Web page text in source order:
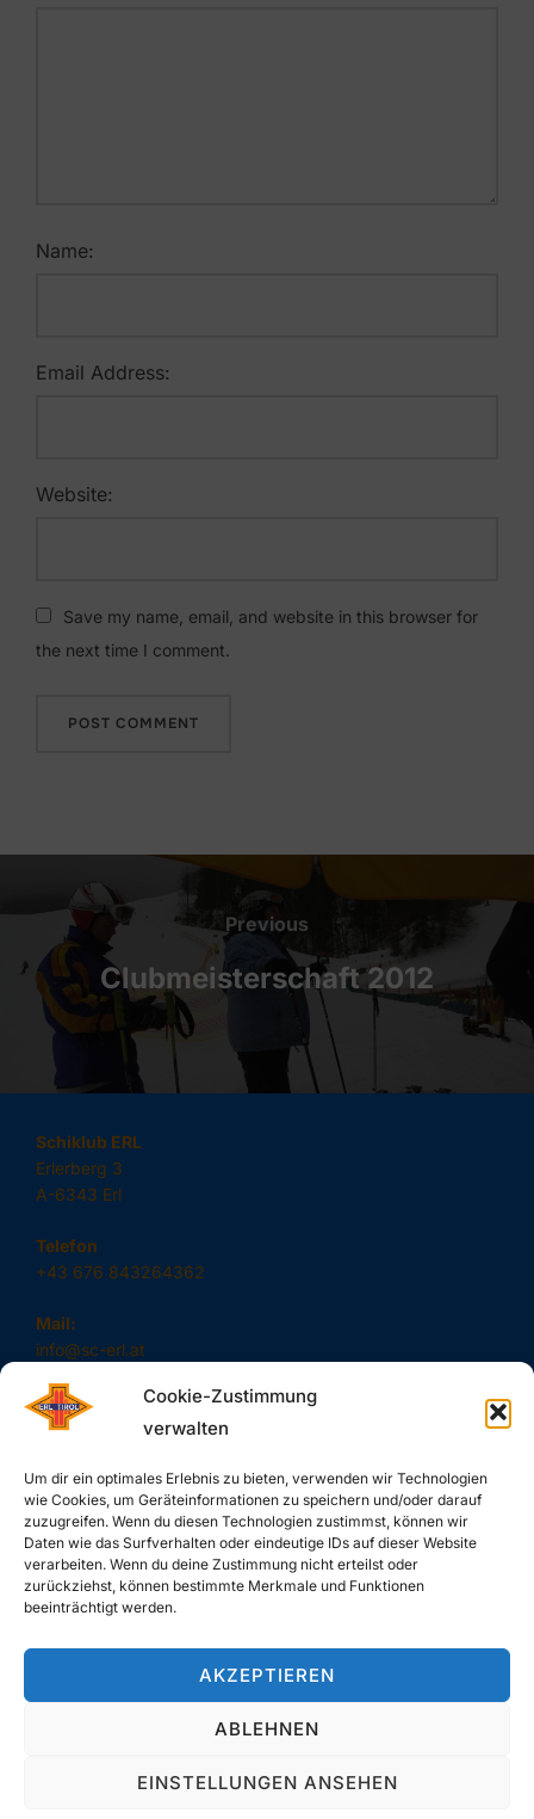
Cookie-Zustimmung
verwalten
Um dir ein optimales Erlebnis zu bieten, verwenden wir Technologien
wie Cookies, um Geräteinformationen zu speichern und/oder darauf
zuzugreifen. Wenn du diesen Technologien zustimmst, können wir
Daten wie das Surfverhalten oder eindeutige IDs auf dieser Website
verarbeiten. Wenn du deine Zustimmung nicht erteilst oder
zurückziehst, können bestimmte Merkmale und Funktionen
beeinträchtigt werden.
AKZEPTIEREN
ABLEHNEN
EINSTELLUNGEN ANSEHEN
Name:
Email Address:
Website:
Save my name, email, and website in this browser for
the next time I comment.
Beitragsnavigation
Previous
Previous
Clubmeisterschaft 2012
Schiklub ERL
Erlerberg 3
A-6343 Erl
Telefon
+43 676 843264362
Mail:
info@sc-erl.at
SUCHE
Copyright © 2026 SC-Erl